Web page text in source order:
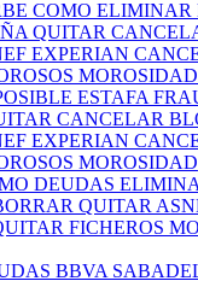
COMO ELIMINAR
QUITAR
EXPERIAN
ESTAFA
CANCELAR
EXPERIAN
MOROSIDAD
DEUDAS
QUITAR
FICHEROS
BBVA